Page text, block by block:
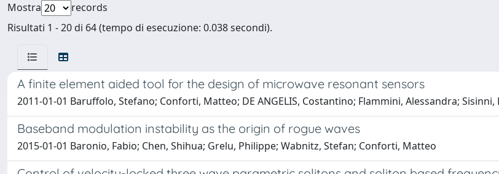
Mostra
records
Risultati 1 - 20 di 64 (tempo di esecuzione: 0.038 secondi).
A finite element aided tool for the design of microwave resonant sensors
2011-01-01 Baruffolo, Stefano; Conforti, Matteo; DE ANGELIS, Costantino; Flammini, Alessandra; Sisinni,
Baseband modulation instability as the origin of rogue waves
2015-01-01 Baronio, Fabio; Chen, Shihua; Grelu, Philippe; Wabnitz, Stefan; Conforti, Matteo